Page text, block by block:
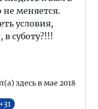
не меняется.
условия,
суботу?!!!
здесь в мае 2018
31